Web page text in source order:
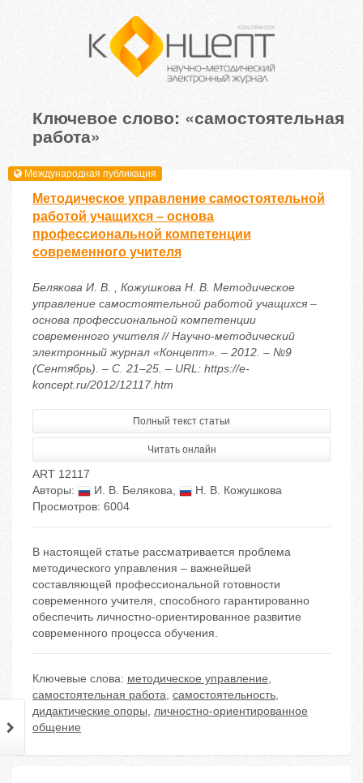
Ключевое слово: «самостоятельная
работа»
Международная публикация
Методическое управление самостоятельной
работой учащихся – основа
профессиональной компетенции
современного учителя
Белякова И. В. , Кожушкова Н. В. Методическое
управление самостоятельной работой учащихся –
основа профессиональной компетенции
современного учителя // Научно-методический
электронный журнал «Концепт». – 2012. – №9
(Сентябрь). – С. 21–25. – URL: https://e-
koncept.ru/2012/12117.htm
Полный текст статьи
Читать онлайн
ART 12117
Авторы:
И. В. Белякова,
Н. В. Кожушкова
Просмотров: 6004
В настоящей статье рассматривается проблема
методического управления – важнейшей
составляющей профессиональной готовности
современного учителя, способного гарантированно
обеспечить личностно-ориентированное развитие
современного процесса обучения.
Ключевые слова: методическое управление,
самостоятельная работа, самостоятельность,
дидактические опоры, личностно-ориентированное
общение